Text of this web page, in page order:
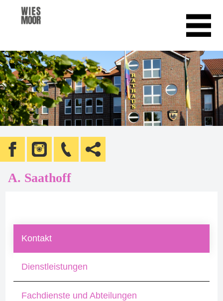
A. Saathoff
Kontakt
Dienstleistungen
Fachdienste und Abteilungen